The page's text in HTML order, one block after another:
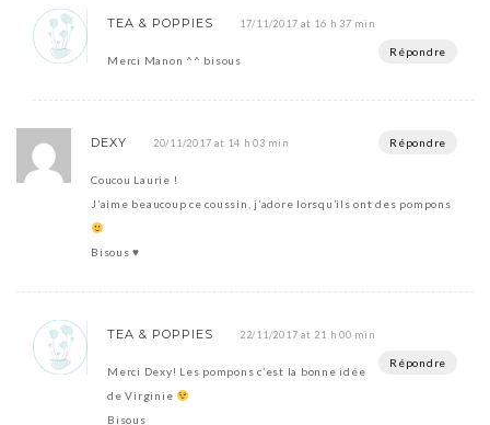
TEA & POPPIES 17/11/2017 at 16 h 37 min
Répondre
Merci Manon ^^ bisous
DEXY 20/11/2017 at 14 h 03 min Répondre
Coucou Laurie !
J’aime beaucoup ce coussin, j’adore lorsqu’ils ont des pompons
Bisous ♥︎
TEA & POPPIES 22/11/2017 at 21 h 00 min
Répondre
Merci Dexy! Les pompons c’est la bonne idée
de Virginie
Bisous